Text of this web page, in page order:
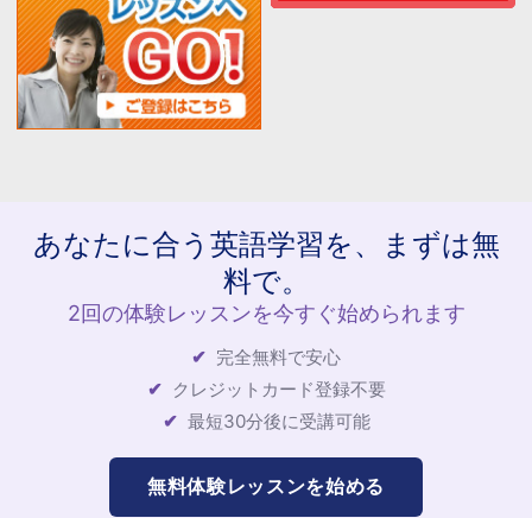
あなたに合う英語学習を、まずは無
料で。
2回の体験レッスンを今すぐ始められます
完全無料で安心
クレジットカード登録不要
最短30分後に受講可能
無料体験レッスンを始める